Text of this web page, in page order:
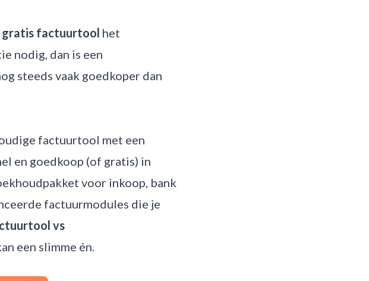
gratis factuurtool het
nodig, dan is een
steeds vaak goedkoper dan
factuurtool met een
en goedkoop (of gratis) in
voor inkoop, bank
factuurmodules die je
vs
een slimme én.